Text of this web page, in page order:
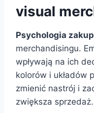
visual
Psychologia
merchandisingu.
wpływają na ich
kolorów i układów
zmienić nastrój i
zwiększa sprzedaż.